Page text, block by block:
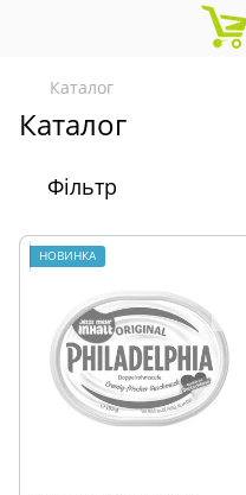
Каталог
Каталог
Фільтр
НОВИНКА